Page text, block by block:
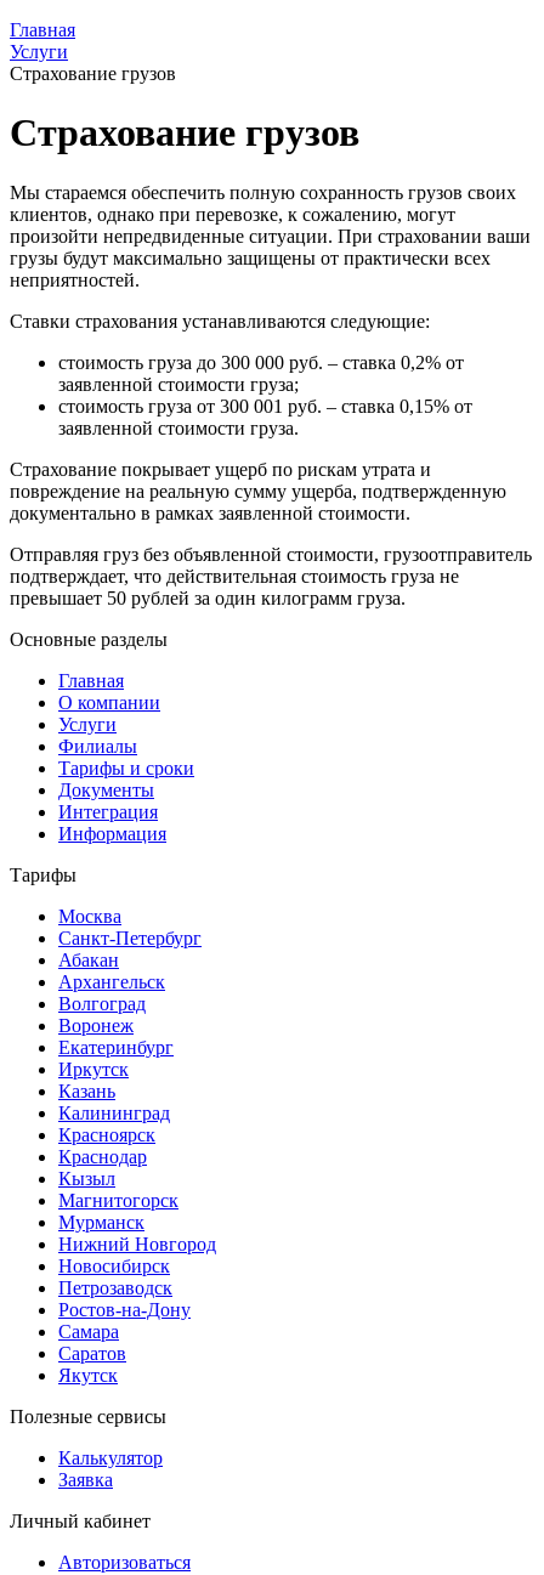
Главная
Услуги
Страхование грузов
Страхование грузов
Мы стараемся обеспечить полную сохранность грузов своих
клиентов, однако при перевозке, к сожалению, могут
произойти непредвиденные ситуации. При страховании ваши
грузы будут максимально защищены от практически всех
неприятностей.
Ставки страхования устанавливаются следующие:
стоимость груза до 300 000 руб. – ставка 0,2% от
заявленной стоимости груза;
стоимость груза от 300 001 руб. – ставка 0,15% от
заявленной стоимости груза.
Страхование покрывает ущерб по рискам утрата и
повреждение на реальную сумму ущерба, подтвержденную
документально в рамках заявленной стоимости.
Отправляя груз без объявленной стоимости, грузоотправитель
подтверждает, что действительная стоимость груза не
превышает 50 рублей за один килограмм груза.
Основные разделы
Главная
О компании
Услуги
Филиалы
Тарифы и сроки
Документы
Интеграция
Информация
Тарифы
Москва
Санкт-Петербург
Абакан
Архангельск
Волгоград
Воронеж
Екатеринбург
Иркутск
Казань
Калининград
Красноярск
Краснодар
Кызыл
Магнитогорск
Мурманск
Нижний Новгород
Новосибирск
Петрозаводск
Ростов-на-Дону
Самара
Саратов
Якутск
Полезные сервисы
Калькулятор
Заявка
Личный кабинет
Авторизоваться